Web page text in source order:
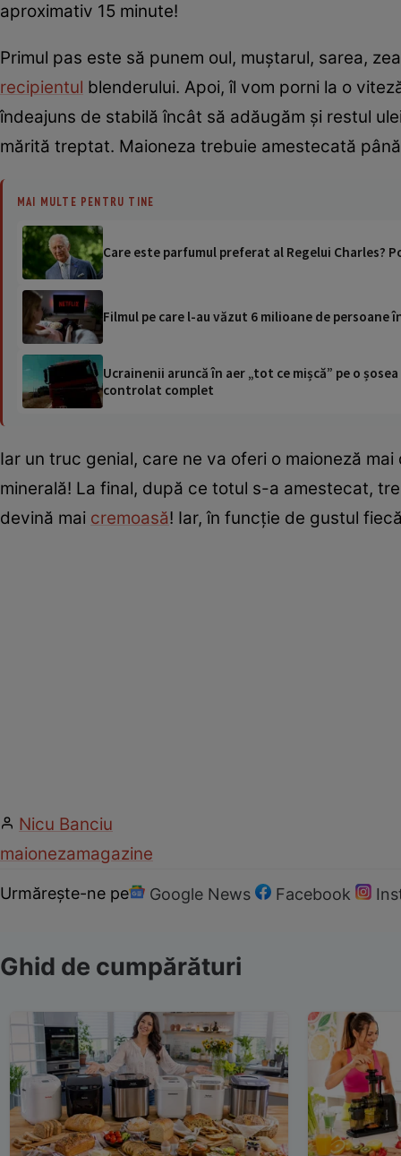
aproximativ 15 minute!
Primul pas este să punem oul, muștarul, sarea,
recipientul blenderului. Apoi, îl vom porni la o
îndeajuns de stabilă încât să adăugăm și restul
mărită treptat. Maioneza trebuie amestecată
MAI MULTE PENTRU TINE
Care este parfumul preferat al Regelui Charles?
Filmul pe care l-au văzut 6 milioane de persoane
Ucrainenii aruncă în aer „tot ce mișcă” pe o
controlat complet
Iar un truc genial, care ne va oferi o maioneză
minerală! La final, după ce totul s-a amestecat,
devină mai cremoasă! Iar, în funcție de gustul
Nicu Banciu
maionezamagazine
Urmărește-ne pe Google News Facebook
Ghid de cumpărături